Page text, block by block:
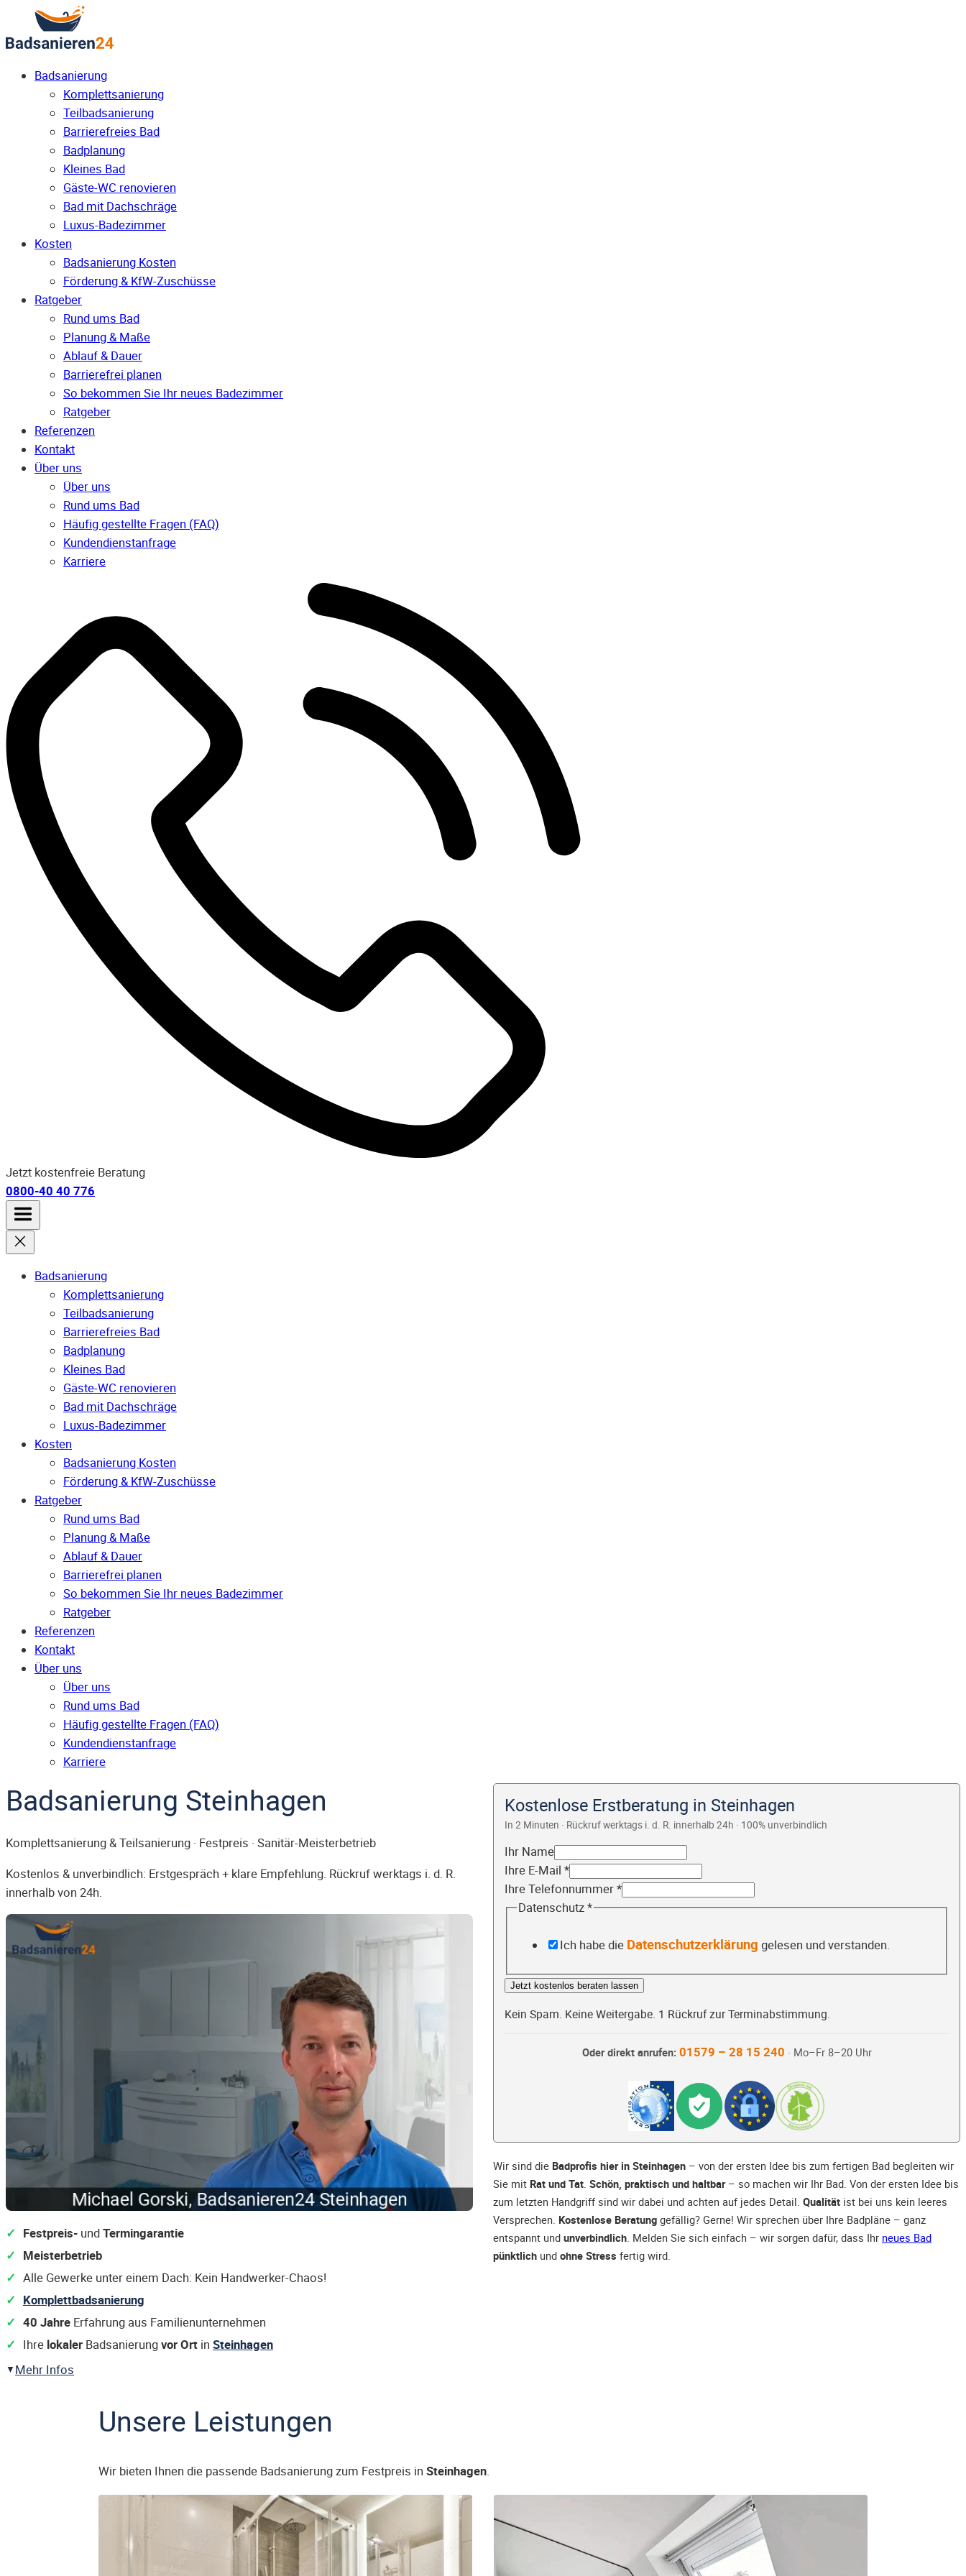
Badsanierung
Komplettsanierung
Teilbadsanierung
Barrierefreies Bad
Badplanung
Kleines Bad
Gäste-WC renovieren
Bad mit Dachschräge
Luxus-Badezimmer
Kosten
Badsanierung Kosten
Förderung & KfW-Zuschüsse
Ratgeber
Rund ums Bad
Planung & Maße
Ablauf & Dauer
Barrierefrei planen
So bekommen Sie Ihr neues Badezimmer
Ratgeber
Referenzen
Kontakt
Über uns
Über uns
Rund ums Bad
Häufig gestellte Fragen (FAQ)
Kunden­dienst­anfrage
Karriere
Jetzt kostenfreie Beratung
0800-40 40 776
Badsanierung
Komplettsanierung
Teilbadsanierung
Barrierefreies Bad
Badplanung
Kleines Bad
Gäste-WC renovieren
Bad mit Dachschräge
Luxus-Badezimmer
Kosten
Badsanierung Kosten
Förderung & KfW-Zuschüsse
Ratgeber
Rund ums Bad
Planung & Maße
Ablauf & Dauer
Barrierefrei planen
So bekommen Sie Ihr neues Badezimmer
Ratgeber
Referenzen
Kontakt
Über uns
Über uns
Rund ums Bad
Häufig gestellte Fragen (FAQ)
Kunden­dienst­anfrage
Karriere
Badsanierung Steinhagen
Komplettsanierung & Teilsanierung · Festpreis · Sanitär-Meisterbetrieb
Kostenlos & unverbindlich: Erstgespräch + klare Empfehlung. Rückruf werktags i. d. R.
innerhalb von 24h.
Festpreis- undTermingarantie
Meisterbetrieb
Alle Gewerke unter einem Dach: Kein Handwerker-Chaos!
Komplettbadsanierung
40 Jahre Erfahrung aus Familienunternehmen
Ihre lokaler Badsanierungvor Ort in Steinhagen
Mehr Infos
Kostenlose Erstberatung in Steinhagen
In 2 Minuten · Rückruf werktags i. d. R. innerhalb 24h · 100% unverbindlich
Ihr Name
Ihre E-Mail *
Ihre Telefonnummer*
Datenschutz*
Ich habe die Datenschutzerklärung gelesen und verstanden.
Jetzt kostenlos beraten lassen
Kein Spam. Keine Weitergabe. 1 Rückruf zur Terminabstimmung.
Oder direkt anrufen: 01579 – 28 15 240 · Mo–Fr 8–20 Uhr
Wir sind die Badprofis hier in Steinhagen – von der ersten Idee bis zum fertigen Bad begleiten wir
Sie mit Rat und Tat. Schön, praktisch und haltbar– so machen wir Ihr Bad. Von der ersten Idee bis
zum letzten Handgriff sind wir dabei und achten auf jedes Detail. Qualität ist bei uns kein leeres
Versprechen. Kostenlose Beratung gefällig? Gerne! Wir sprechen über Ihre Badpläne – ganz
entspannt und unverbindlich. Melden Sie sich einfach – wir sorgen dafür, dass Ihr neues Bad
pünktlich und ohne Stress fertig wird.
Unsere Leistungen
Wir bieten Ihnen die passende Badsanierung zum Festpreis in Steinhagen.